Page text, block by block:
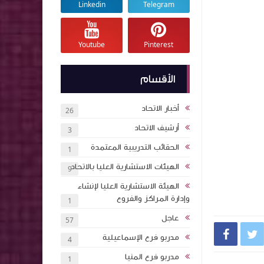
 
Telegram
Linkedin
Pinterest
Youtube
الأقسام
أخبار الاتحاد 26
أرشيف الاتحاد 3
الحقائب التدريبية المعتمدة 1
الهيئات الاستشارية العليا بالاتحاد9
الهيئة الاستشارية العليا لإنشاء
وإدارة المراكز والفروع
1
عاجل 57
مدربو فرع الإسماعيلية 4
مدربو فرع المنيا 1